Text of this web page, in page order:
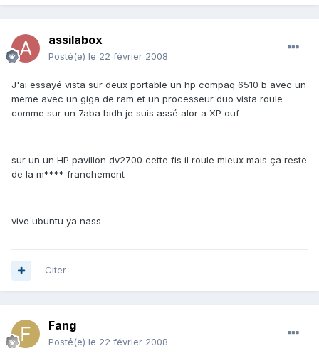
assilabox
Posté(e) le 22 février 2008
J'ai essayé vista sur deux portable un hp compaq 6510 b avec un
meme avec un giga de ram et un processeur duo vista roule
comme sur un 7aba bidh je suis assé alor a XP ouf
sur un un HP pavillon dv2700 cette fis il roule mieux mais ça reste
de la m**** franchement
vive ubuntu ya nass
Citer
Fang
Posté(e) le 22 février 2008